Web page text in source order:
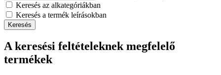
Keresés az alkategóriákban
Keresés a termék leírásokban
Keresés
A keresési feltételeknek megfelelő
termékek